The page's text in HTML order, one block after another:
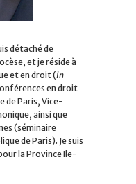
détaché de
et je réside à
et en droit (in
en droit
de Paris, Vice-
ainsi que
(séminaire
de Paris). Je suis
la Province Ile-